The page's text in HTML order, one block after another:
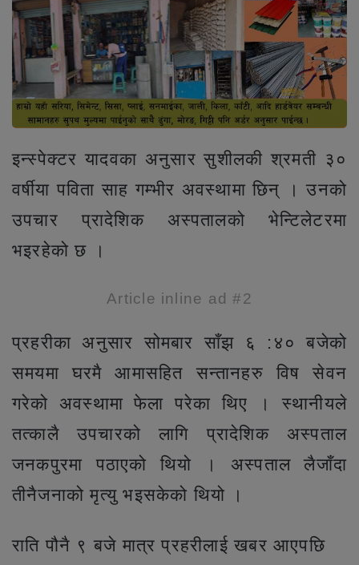
इन्स्पेक्टर यादवका अनुसार सुशीलकी श्रमती ३०
वर्षीया पविता साह गम्भीर अवस्थामा छिन् । उनको
उपचार प्रादेशिक अस्पतालको भेन्टिलेटरमा
भइरहेको छ ।
Article inline ad #2
प्रहरीका अनुसार सोमबार साँझ ६ :४० बजेको
समयमा घरमै आमासहित सन्तानहरु विष सेवन
गरेको अवस्थामा फेला परेका थिए । स्थानीयले
तत्कालै उपचारको लागि प्रादेशिक अस्पताल
जनकपुरमा पठाएको थियो । अस्पताल लैजाँदा
तीनैजनाको मृत्यु भइसकेको थियो ।
राति पौनै ९ बजे मात्र प्रहरीलाई खबर आएपछि